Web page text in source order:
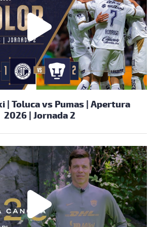
| Toluca vs Pumas | Apertura
2026 | Jornada 2